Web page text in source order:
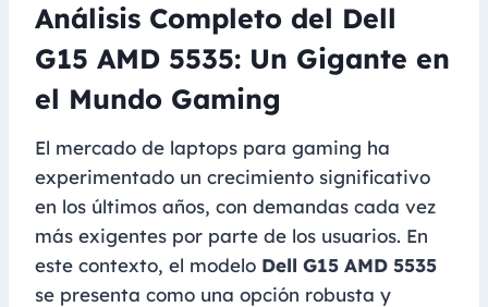
Análisis Completo del Dell
G15 AMD 5535: Un Gigante en
el Mundo Gaming
El mercado de laptops para gaming ha
experimentado un crecimiento significativo
en los últimos años, con demandas cada vez
más exigentes por parte de los usuarios. En
este contexto, el modelo Dell G15 AMD 5535
se presenta como una opción robusta y